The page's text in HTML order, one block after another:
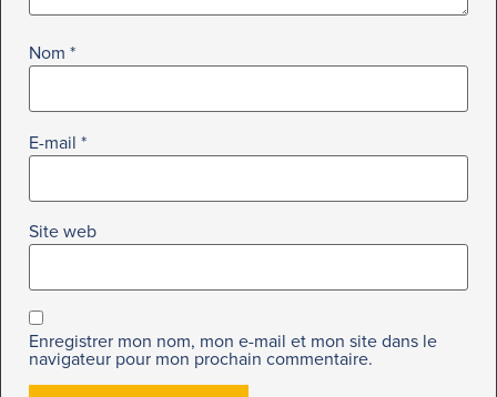
Nom *
E-mail *
Site web
Enregistrer mon nom, mon e-mail et mon site dans le
navigateur pour mon prochain commentaire.